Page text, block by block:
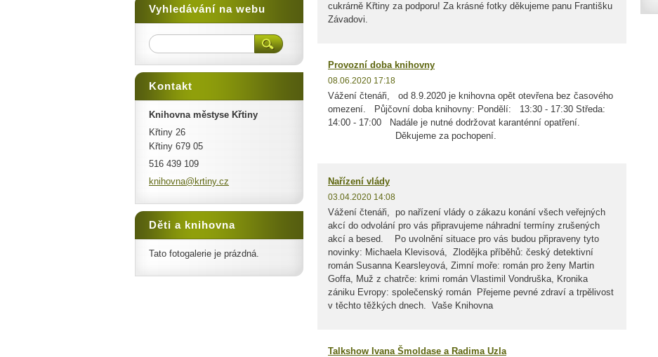
cukrárně Křtiny za podporu! Za krásné fotky děkujeme panu Františku
Závadovi.
Provozní doba knihovny
08.06.2020 17:18
Vážení čtenáři, od 8.9.2020 je knihovna opět otevřena bez časového
omezení. Půjčovní doba knihovny: Pondělí: 13:30 - 17:30 Středa:
14:00 - 17:00 Nadále je nutné dodržovat karanténní opatření.
Děkujeme za pochopení.
Nařízení vlády
03.04.2020 14:08
Vážení čtenáři, po nařízení vlády o zákazu konání všech veřejných
akcí do odvolání pro vás připravujeme náhradní termíny zrušených
akcí a besed. Po uvolnění situace pro vás budou připraveny tyto
novinky: Michaela Klevisová, Zlodějka příběhů: český detektivní
román Susanna Kearsleyová, Zimní moře: román pro ženy Martin
Goffa, Muž z chatrče: krimi román Vlastimil Vondruška, Kronika
zániku Evropy: společenský román Přejeme pevné zdraví a trpělivost
v těchto těžkých dnech. Vaše Knihovna
Talkshow Ivana Šmoldase a Radima Uzla
Vyhledávání na webu
Kontakt
Knihovna městyse Křtiny
Křtiny 26
Křtiny 679 05
516 439 109
knihovna@krtiny.cz
Děti a knihovna
Tato fotogalerie je prázdná.